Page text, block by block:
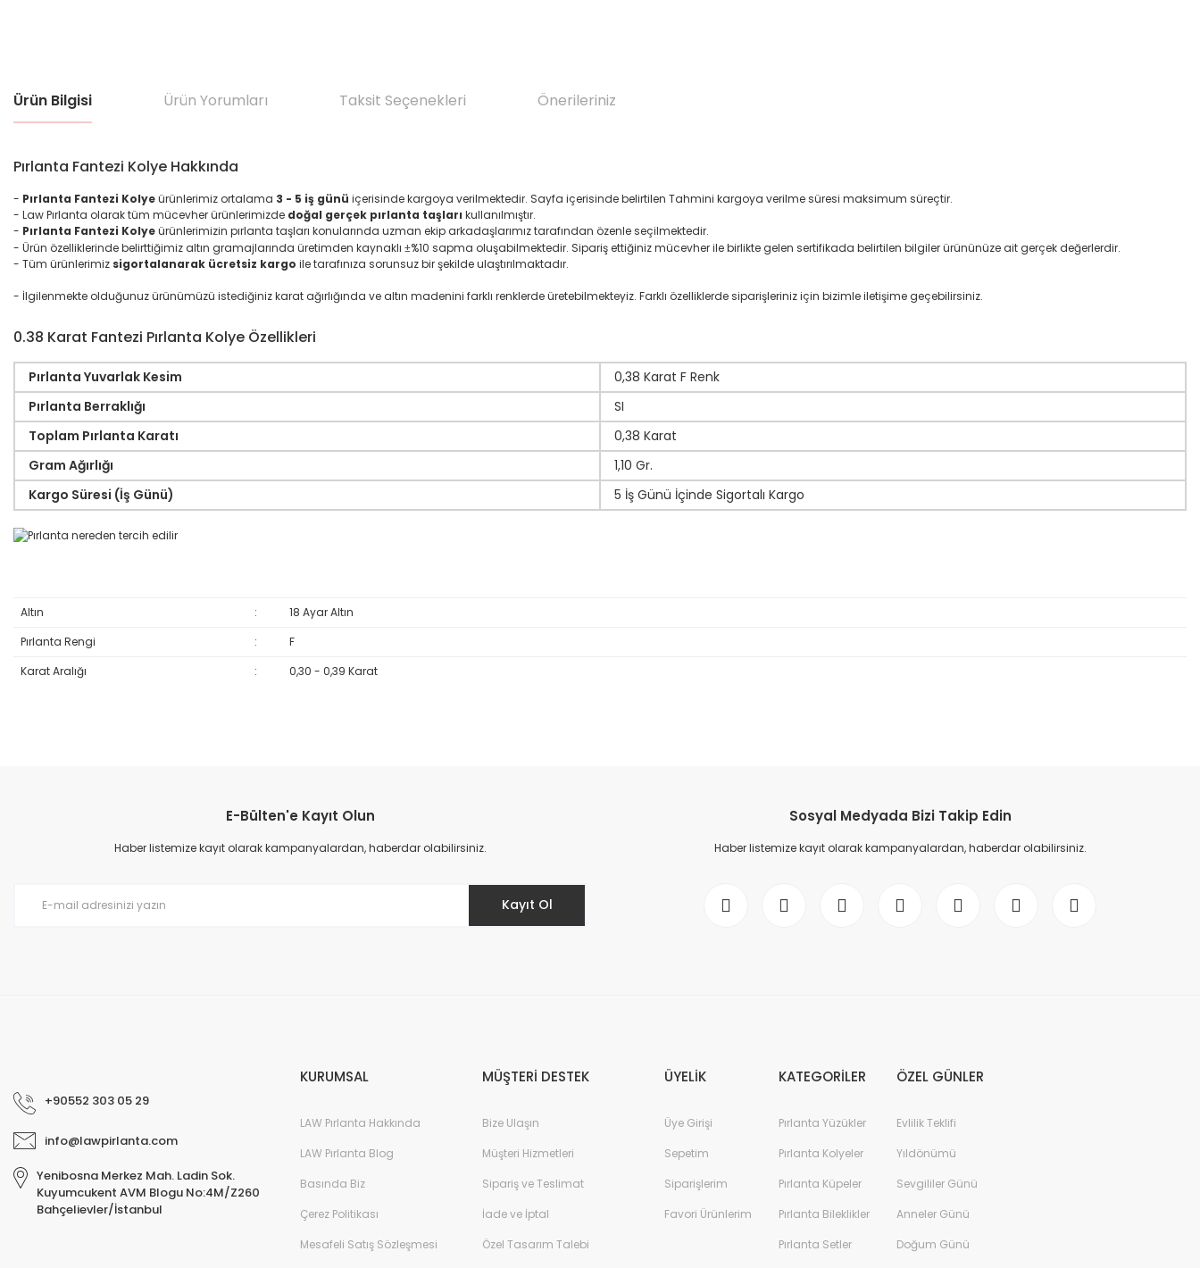
Ürün Bilgisi Ürün Yorumları Taksit Seçenekleri Önerileriniz
Pırlanta Fantezi Kolye Hakkında
- Pırlanta Fantezi Kolyeürünlerimiz ortalama 3 - 5 iş günü içerisinde kargoya verilmektedir. Sayfa içerisinde belirtilen Tahmini kargoya verilme süresi maksimum süreçtir.
- Law Pırlanta olarak tüm mücevher ürünlerimizde doğal gerçek pırlanta taşları kullanılmıştır.
- Pırlanta Fantezi Kolyeürünlerimizin pırlanta taşları konularında uzman ekip arkadaşlarımız tarafından özenle seçilmektedir.
- Ürün özelliklerinde belirttiğimiz altın gramajlarında üretimden kaynaklı ±%10 sapma oluşabilmektedir. Sipariş ettiğiniz mücevher ile birlikte gelen sertifikada belirtilen bilgiler ürününüze ait gerçek değerlerdir.
- Tüm ürünlerimiz sigortalanarak ücretsiz kargo ile tarafınıza sorunsuz bir şekilde ulaştırılmaktadır.
- İlgilenmekte olduğunuz ürünümüzü istediğiniz karat ağırlığında ve altın madenini farklı renklerde üretebilmekteyiz. Farklı özelliklerde siparişleriniz için bizimle iletişime geçebilirsiniz.
0.38 Karat Fantezi Pırlanta Kolye Özellikleri
Pırlanta Yuvarlak Kesim
0,38 Karat F Renk
Pırlanta Berraklığı
SI
Toplam Pırlanta Karatı
0,38 Karat
Gram Ağırlığı
1,10 Gr.
Kargo Süresi (İş Günü)
5 İş Günü İçinde Sigortalı Kargo
Altın :
18 Ayar Altın
Pırlanta Rengi
:
F
Karat Aralığı
: 0,30 - 0,39 Karat
Ürün resmi kalitesiz, bozuk veya görüntülenemiyor.
Ürün açıklamasında eksik bilgiler bulunuyor.
E-Bülten'e Kayıt Olun
Haber listemize kayıt olarak kampanyalardan, haberdar olabilirsiniz.
Kayıt Ol
Sosyal Medyada Bizi Takip Edin
Haber listemize kayıt olarak kampanyalardan, haberdar olabilirsiniz.
+90552 303 05 29
info@lawpirlanta.com
Yenibosna Merkez Mah. Ladin Sok.
Kuyumcukent AVM Blogu No:4M/Z260
Bahçelievler/İstanbul
KURUMSAL
LAW Pırlanta Hakkında
LAW Pırlanta Blog
Basında Biz
Çerez Politikası
Mesafeli Satış Sözleşmesi
MÜŞTERİ DESTEK
Bize Ulaşın
Müşteri Hizmetleri
Sipariş ve Teslimat
İade ve İptal
Özel Tasarım Talebi
ÜYELİK
Üye Girişi
Sepetim
Siparişlerim
Favori Ürünlerim
KATEGORİLER
Pırlanta Yüzükler
Pırlanta Kolyeler
Pırlanta Küpeler
Pırlanta Bileklikler
Pırlanta Setler
ÖZEL GÜNLER
Evlilik Teklifi
Yıldönümü
Sevgililer Günü
Anneler Günü
Doğum Günü